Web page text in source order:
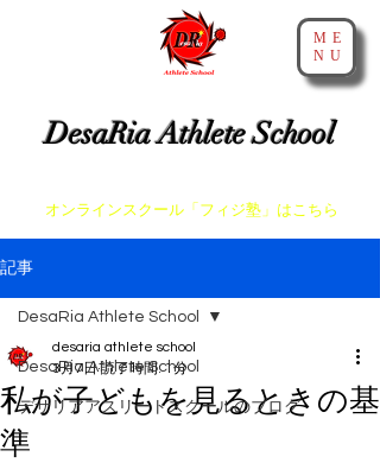
DesaRia Athlete School
ME
NU
​オンラインスクール「フィジ塾」はこちら
記事
DesaRia Athlete School
デサリアアスリートスクールのブログ
DesaRia Athlete School
私が子どもを見るときの基
準
desaria athlete school
3月7日 読了時間: 1分